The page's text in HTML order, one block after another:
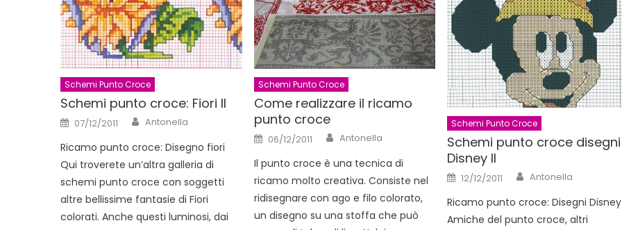
Schemi Punto Croce
Schemi punto croce: Fiori II
Posted
on
07/12/2011 Author
Antonella
Ricamo punto croce: Disegno fiori
Qui troverete un’altra galleria di
schemi punto croce con soggetti
altre bellissime fantasie di Fiori
colorati. Anche questi luminosi, dai
Schemi Punto Croce
Come realizzare il ricamo
punto croce
Posted
on
06/12/2011 Author
Antonella
Il punto croce è una tecnica di
ricamo molto creativa. Consiste nel
ridisegnare con ago e filo colorato,
un disegno su una stoffa che può
Schemi Punto Croce
Schemi punto croce disegni
Disney II
Posted
on
12/12/2011 Author
Antonella
Ricamo punto croce: Disegni Disney
Amiche del punto croce, altri